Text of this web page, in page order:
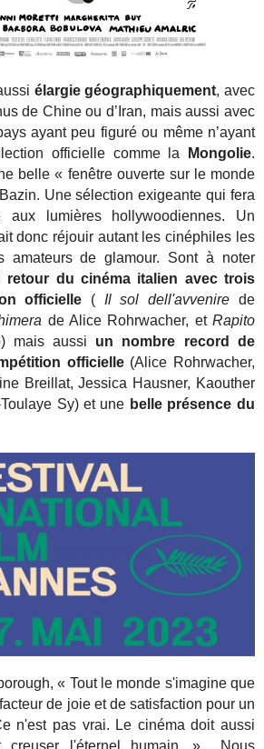
élargie géographiquement, avec
de Chine ou d’Iran, mais aussi avec
ayant peu figuré ou même n’ayant
officielle comme la Mongolie.
belle « fenêtre ouverte sur le monde
Une sélection exigeante qui fera
lumières hollywoodiennes. Un
donc réjouir autant les cinéphiles les
amateurs de glamour. Sont à noter
retour du cinéma italien avec trois
officielle ( Il sol dell'avvenire de
de Alice Rohrwacher, et Rapito
mais aussi un nombre record de
officielle(Alice Rohrwacher,
Breillat, Jessica Hausner, Kaouther
Sy) et une belle présence du
« Tout le monde s'imagine que
de joie et de satisfaction pour un
n'est pas vrai. Le cinéma doit aussi